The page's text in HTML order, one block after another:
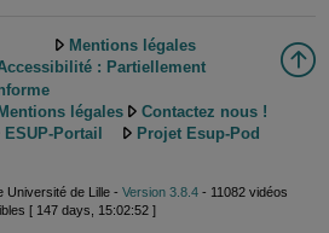
Mentions légales
: Partiellement
Mentions légales
Contactez nous !
ESUP-Portail
Projet Esup-Pod
Université de Lille - Version 3.8.4- 11082 vidéos
[ 147 days, 15:02:52 ]